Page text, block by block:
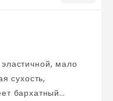
сухость,
бархатный